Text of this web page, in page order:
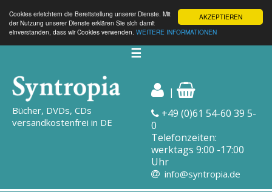
AKZEPTIEREN
Cookies erleichtern die Bereitstellung unserer Dienste. Mit
der Nutzung unserer Dienste erklären Sie sich damit
einverstanden, dass wir Cookies verwenden. WEITERE INFORMATIONEN
☰
Bücher, DVDs, CDs
versandkostenfrei in DE
|
+49 (0)61 54-60 39 5-
0
Telefonzeiten:
werktags 9:00 -17:00
Uhr
info@syntropia.de